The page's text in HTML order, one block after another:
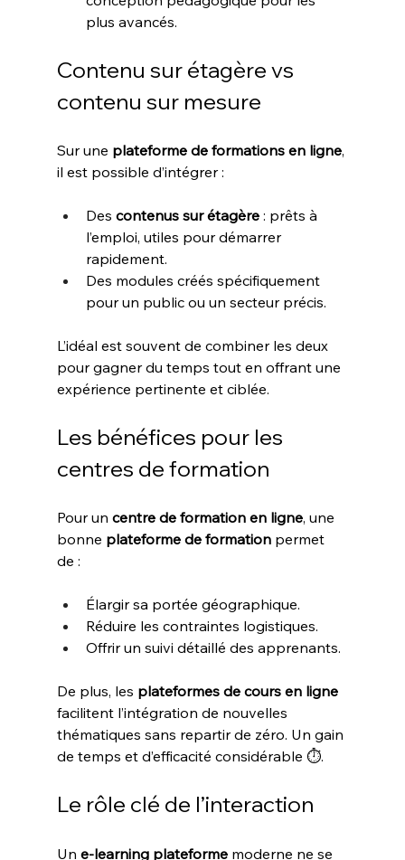
plus avancés.
Contenu sur étagère vs
contenu sur mesure
Sur une plateforme de formations en ligne,
il est possible d’intégrer :
Des contenus sur étagère : prêts à
l’emploi, utiles pour démarrer
rapidement.
Des modules créés spécifiquement
pour un public ou un secteur précis.
L’idéal est souvent de combiner les deux
pour gagner du temps tout en offrant une
expérience pertinente et ciblée.
Les bénéfices pour les
centres de formation
Pour un centre de formation en ligne, une
bonne plateforme de formation permet
de :
Élargir sa portée géographique.
Réduire les contraintes logistiques.
Offrir un suivi détaillé des apprenants.
De plus, les plateformes de cours en ligne
facilitent l’intégration de nouvelles
thématiques sans repartir de zéro. Un gain
de temps et d’efficacité considérable ⏱️.
Le rôle clé de l’interaction
Un e-learning plateforme moderne ne se